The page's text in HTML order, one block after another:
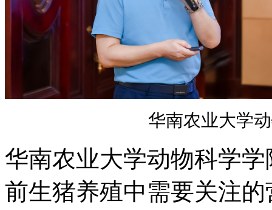
华南农业大学
华南农业大学动物科学
前生猪养殖中需要关注